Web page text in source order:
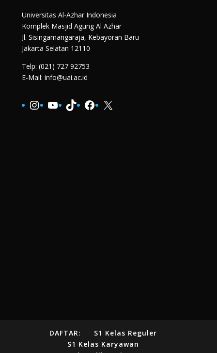
Universitas Al-Azhar Indonesia
Komplek Masjid Agung Al Azhar
Jl. Sisingamangaraja, Kebayoran Baru
Jakarta Selatan 12110
Telp: (021) 727 92753
E-Mail: info@uai.ac.id
Instagram
YouTube
TikTokFacebook
X
DAFTAR:
S1 Kelas Reguler
S1 Kelas Karyawan